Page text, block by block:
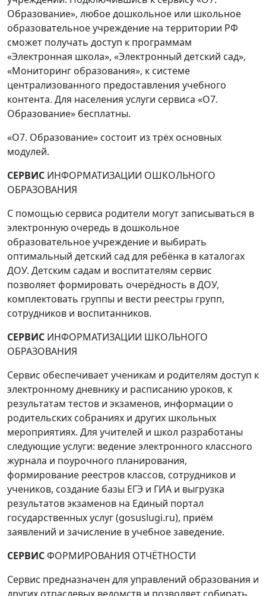
Образование», любое дошкольное или школьное
образовательное учреждение на территории РФ
сможет получать доступ к программам
«Электронная школа», «Электронный детский сад»,
«Мониторинг образования», к системе
централизованного предоставления учебного
контента. Для населения услуги сервиса «O7.
Образование» бесплатны.
«O7. Образование» состоит из трёх основных
модулей.
СЕРВИС ИНФОРМАТИЗАЦИИ ОШКОЛЬНОГО
ОБРАЗОВАНИЯ
С помощью сервиса родители могут записываться в
электронную очередь в дошкольное
образовательное учреждение и выбирать
оптимальный детский сад для ребёнка в каталогах
ДОУ. Детским садам и воспитателям сервис
позволяет формировать очерёдность в ДОУ,
комплектовать группы и вести реестры групп,
сотрудников и воспитанников.
СЕРВИС ИНФОРМАТИЗАЦИИ ШКОЛЬНОГО
ОБРАЗОВАНИЯ
Сервис обеспечивает ученикам и родителям доступ к
электронному дневнику и расписанию уроков, к
результатам тестов и экзаменов, информации о
родительских собраниях и других школьных
мероприятиях. Для учителей и школ разработаны
следующие услуги: ведение электронного классного
журнала и поурочного планирования,
формирование реестров классов, сотрудников и
учеников, создание базы ЕГЭ и ГИА и выгрузка
результатов экзаменов на Единый портал
государственных услуг (gosuslugi.ru), приём
заявлений и зачисление в учебное заведение.
СЕРВИСФОРМИРОВАНИЯ ОТЧЁТНОСТИ
Сервис предназначен для управлений образования и